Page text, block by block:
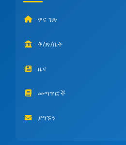
ዋና ገጽ
ቅ/ጽ/ቤት
ዜና
መጣጥፎች
ያግኙን